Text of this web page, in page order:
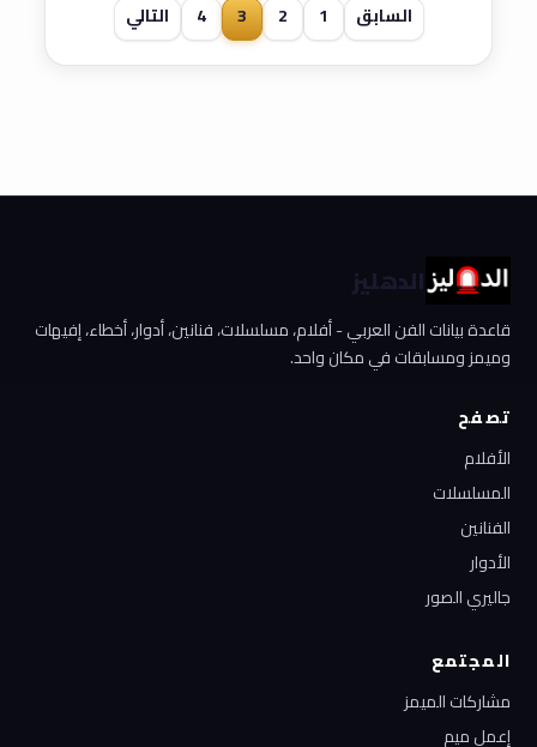
السابق 1
2
3
4 التالي
الدهليز
قاعدة بيانات الفن العربي - أفلام، مسلسلات، فنانين، أدوار، أخطاء، إفيهات
وميمز ومسابقات في مكان واحد.
تصفح
الأفلام
المسلسلات
الفنانين
الأدوار
جاليري الصور
المجتمع
مشاركات الميمز
إعمل ميم